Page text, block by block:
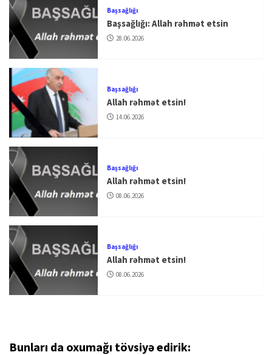
Başsağlığı
Başsağlığı: Allah rəhmət etsin
28.06.2026
Başsağlığı
Allah rəhmət etsin!
14.06.2026
Başsağlığı
Allah rəhmət etsin!
08.06.2026
Başsağlığı
Allah rəhmət etsin!
08.06.2026
Bunları da oxumağı tövsiyə edirik: